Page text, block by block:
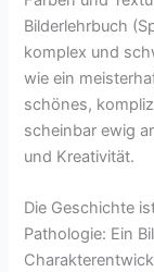
Bilderlehrbuch
komplex und
wie ein
schönes,
scheinbar ewig
und Kreativität.
Die Geschichte
Pathologie: Ein